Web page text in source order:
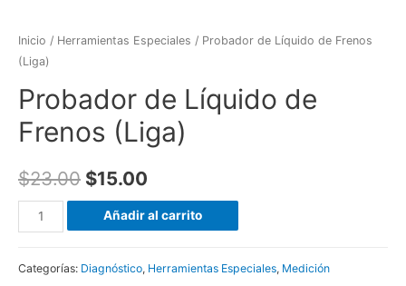
Inicio / Herramientas Especiales / Probador de Líquido de Frenos
(Liga)
Probador de Líquido de
Frenos (Liga)
$23.00 $15.00
Probador
de
Añadir al carrito
Categorías: Diagnóstico, Herramientas Especiales, Medición